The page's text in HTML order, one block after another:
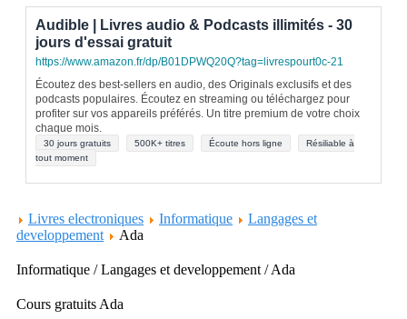
Audible | Livres audio & Podcasts illimités - 30
jours d'essai gratuit
https://www.amazon.fr/dp/B01DPWQ20Q?tag=livrespourt0c-21
Écoutez des best-sellers en audio, des Originals exclusifs et des
podcasts populaires. Écoutez en streaming ou téléchargez pour
profiter sur vos appareils préférés. Un titre premium de votre choix
chaque mois.
30 jours gratuits 500K+ titres Écoute hors ligne
Résiliable à
tout moment
Livres electroniques Informatique
Langages et
developpement
Ada
Informatique / Langages et developpement / Ada
Cours gratuits Ada